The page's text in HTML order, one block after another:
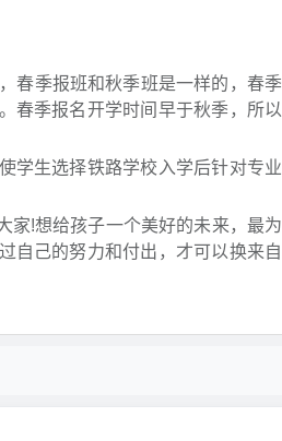
季报班和秋季班是一样的，春季
春季报名开学时间早于秋季，所以
生选择铁路学校入学后针对专业
!想给孩子一个美好的未来，最为
自己的努力和付出，才可以换来自